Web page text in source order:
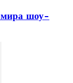
мира шоу-